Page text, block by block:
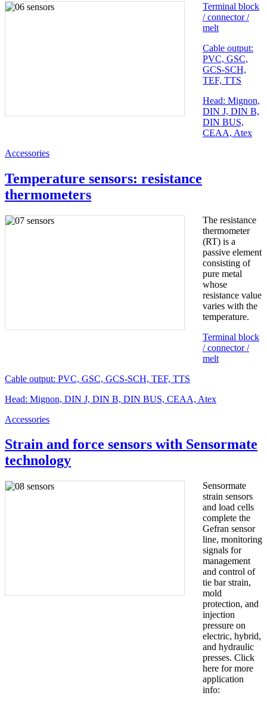
Terminal block
/ connector /
melt
Cable output:
PVC, GSC,
GCS-SCH,
TEF, TTS
Head: Mignon,
DIN J, DIN B,
DIN BUS,
CEAA, Atex
Accessories
Temperature sensors: resistance
thermometers
The resistance
thermometer
(RT) is a
passive element
consisting of
pure metal
whose
resistance value
varies with the
temperature.
Terminal block
/ connector /
melt
Cable output: PVC, GSC, GCS-SCH, TEF, TTS
Head: Mignon, DIN J, DIN B, DIN BUS, CEAA, Atex
Accessories
Strain and force sensors with Sensormate
technology
Sensormate
strain sensors
and load cells
complete the
Gefran sensor
line, monitoring
signals for
management
and control of
tie bar strain,
mold
protection, and
injection
pressure on
electric, hybrid,
and hydraulic
presses. Click
here for more
application
info: